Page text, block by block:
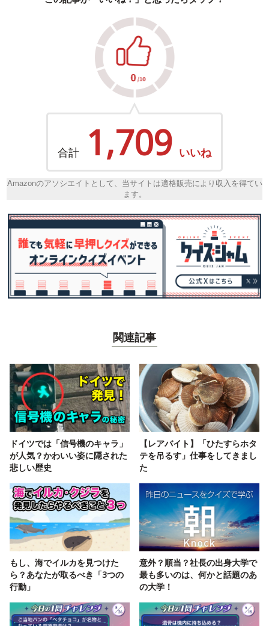
合計 1,709 いいね
Amazonのアソシエイトとして、当サイトは適格販売により収入を得てい
ます。
関連記事
ドイツでは「信号機のキャラ」
が人気？かわいい姿に隠された
悲しい歴史
【レアバイト】「ひたすらホタ
テを吊るす」仕事をしてきまし
た
もし、海でイルカを見つけた
ら？あなたが取るべき「3つの
行動」
意外？順当？社長の出身大学で
最も多いのは、何かと話題のあ
の大学！